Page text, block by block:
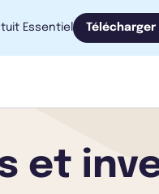
Essentiel Télécharger
et